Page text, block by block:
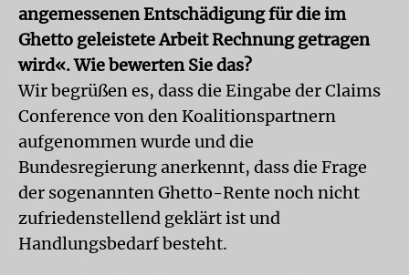
angemessenen Entschädigung für die im
Ghetto geleistete Arbeit Rechnung getragen
wird«. Wie bewerten Sie das?
Wir begrüßen es, dass die Eingabe der Claims
Conference von den Koalitionspartnern
aufgenommen wurde und die
Bundesregierung anerkennt, dass die Frage
der sogenannten Ghetto-Rente noch nicht
zufriedenstellend geklärt ist und
Handlungsbedarf besteht.